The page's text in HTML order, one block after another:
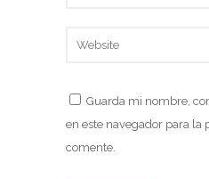
Guarda mi nombre,
en este navegador para la
comente.